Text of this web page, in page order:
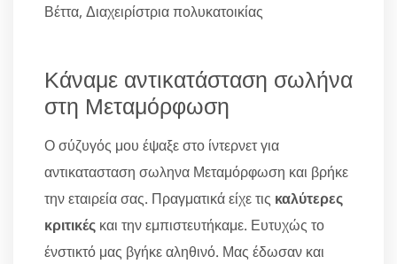
Βέττα, Διαχειρίστρια πολυκατοικίας
Κάναμε αντικατάσταση σωλήνα
στη Μεταμόρφωση
Ο σύζυγός μου έψαξε στο ίντερνετ για
αντικατασταση σωληνα Μεταμόρφωση και βρήκε
την εταιρεία σας. Πραγματικά είχε τις καλύτερες
κριτικές και την εμπιστευτήκαμε. Ευτυχώς το
ένστικτό μας βγήκε αληθινό. Μας έδωσαν και